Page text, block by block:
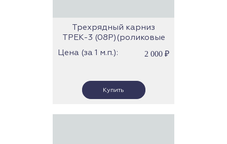
Трехрядный карниз
ТРЕК-3 (08Р)(роликовые
бегунки)
Цена (за 1 м.п.): 2 000 ₽